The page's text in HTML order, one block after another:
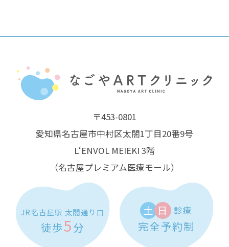
〒453-0801
愛知県名古屋市中村区太閤1丁目20番9号
L‘ENVOL MEIEKI 3階
（名古屋プレミアム医療モール）
JR名古屋駅 太閤通り口
徒歩5分
土 日 診療
完全予約制